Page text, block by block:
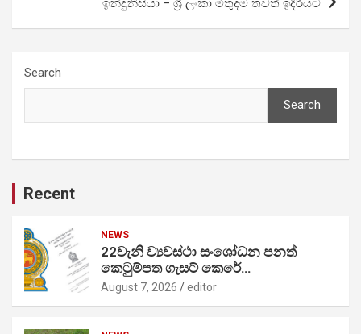
ඉන්දුනීසියා – ශ්‍රී ලංකා මිතුදම තවත් ඉදිරියට
Search
Search
Recent
NEWS
22වැනි ව්‍යවස්ථා සංශෝධන පනත්
කෙටුම්පත ගැසට් කෙරේ…
August 7, 2026 editor